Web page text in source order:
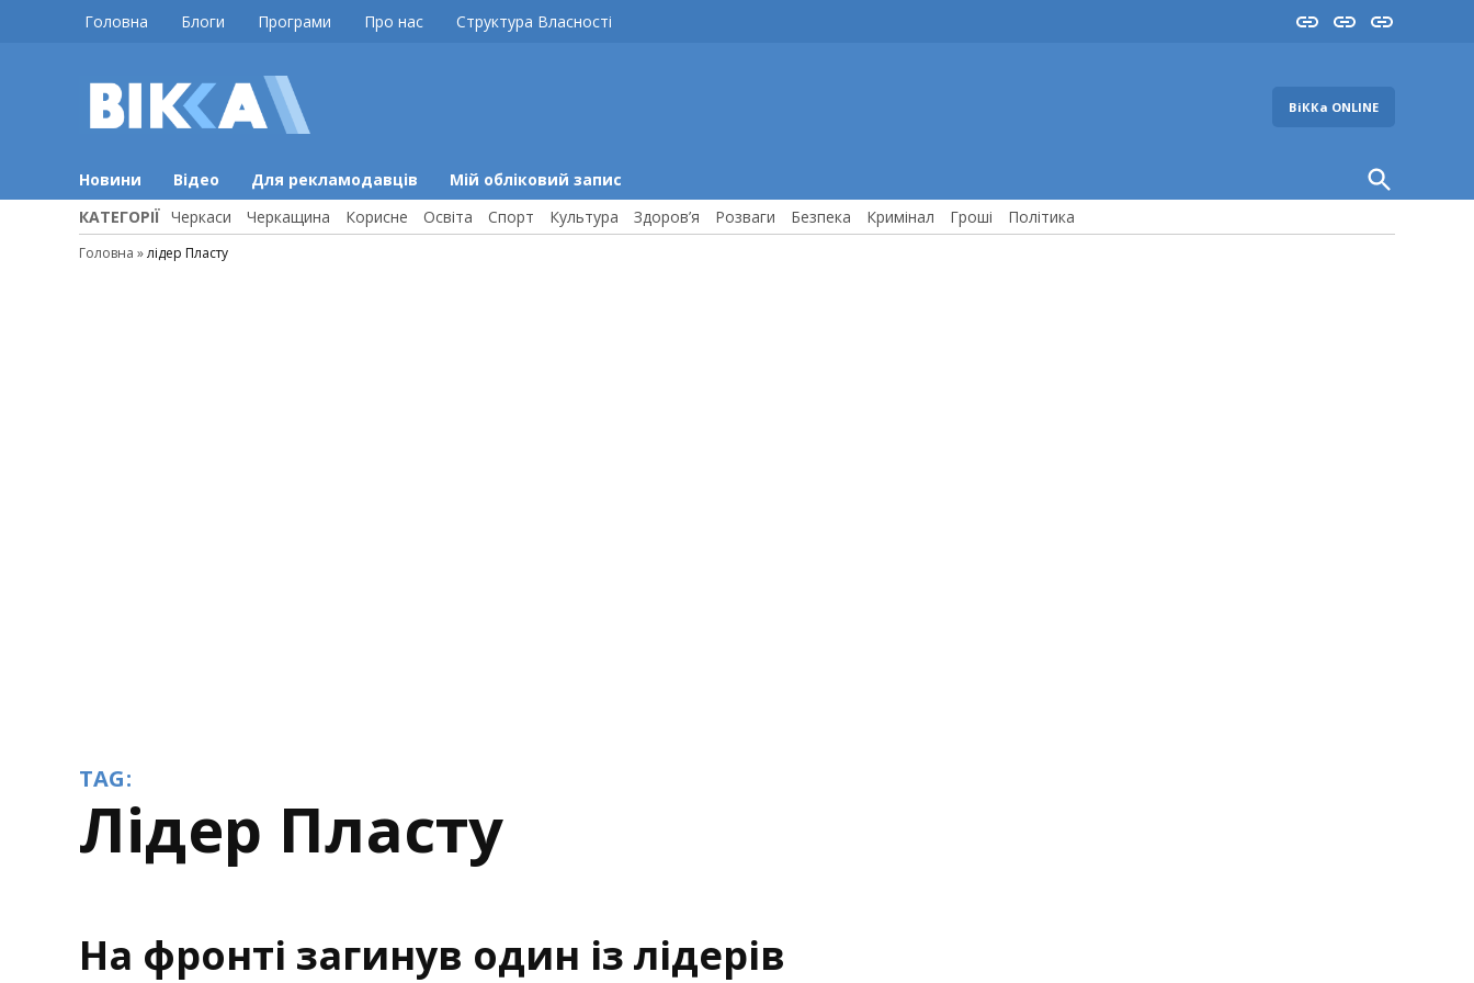
Головна Блоги Програми Про нас Структура Власності InstaYouTube
FB
ВіККа ONLINE
Новини Відео Для рекламодавців Мій обліковий запис
Open
Search
КАТЕГОРІЇ Черкаси Черкащина Корисне Освіта Спорт Культура Здоров’я Розваги Безпека Кримінал Гроші Політика
Головна »лідер Пласту
TAG:
лідер Пласту
На фронті загинув один із лідерів